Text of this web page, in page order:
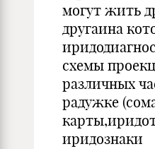
могут жить
другаина
схемы
различных
радужке
иридознаки